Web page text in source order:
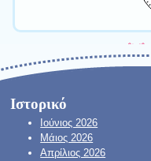
Ιστορικό
Ιούνιος 2026
Μάιος 2026
Απρίλιος 2026